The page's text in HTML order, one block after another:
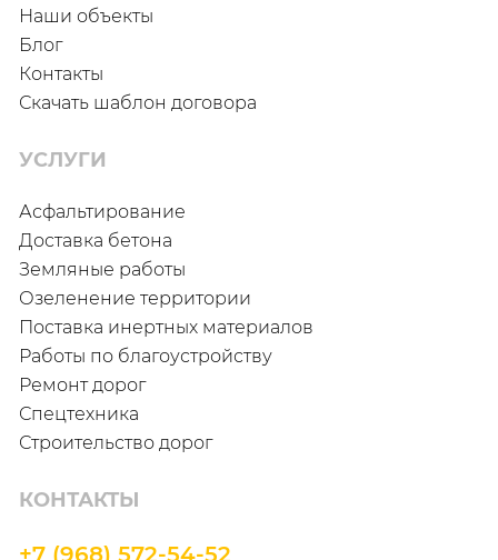
Наши объекты
Блог
Контакты
Скачать шаблон договора
УСЛУГИ
Асфальтирование
Доставка бетона
Земляные работы
Озеленение территории
Поставка инертных материалов
Работы по благоустройству
Ремонт дорог
Спецтехника
Строительство дорог
КОНТАКТЫ